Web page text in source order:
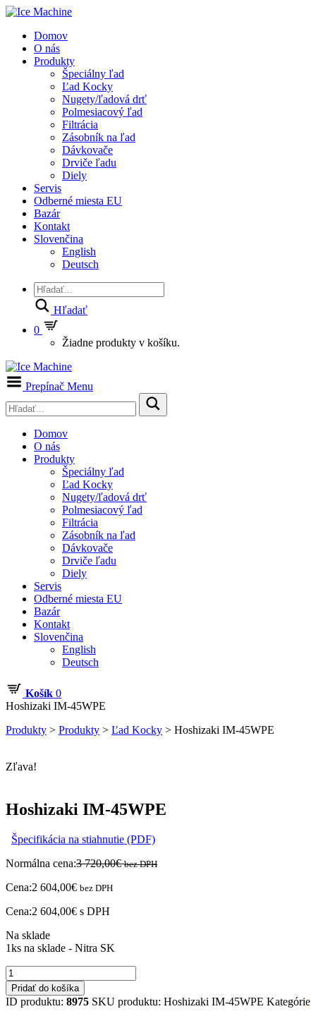
Domov
O nás
Produkty
Špeciálny ľad
Ľad Kocky
Nugety/ľadová drť
Polmesiacový ľad
Filtrácia
Zásobník na ľad
Dávkovače
Drviče ľadu
Diely
Servis
Odberné miesta EU
Bazár
Kontakt
Slovenčina
English
Deutsch
Hľadať
0
Žiadne produkty v košíku.
Prepínač Menu
Domov
O nás
Produkty
Špeciálny ľad
Ľad Kocky
Nugety/ľadová drť
Polmesiacový ľad
Filtrácia
Zásobník na ľad
Dávkovače
Drviče ľadu
Diely
Servis
Odberné miesta EU
Bazár
Kontakt
Slovenčina
English
Deutsch
Košík 0
Hoshizaki IM-45WPE
Produkty > Produkty > Ľad Kocky > Hoshizaki IM-45WPE
Zľava!
Hoshizaki IM-45WPE
Špecifikácia na stiahnutie (PDF)
Normálna cena:3 720,00€ bez DPH
Cena:2 604,00€ bez DPH
Cena:2 604,00€ s DPH
Na sklade
1ks na sklade - Nitra SK
množstvo
Hoshizaki
IM-
45WPE
Pridať do košíka
ID produktu: 8975 SKU produktu: Hoshizaki IM-45WPE Kategórie